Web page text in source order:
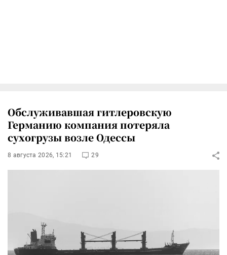
Обслуживавшая гитлеровскую
Германию компания потеряла
сухогрузы возле Одессы
8 августа 2026, 15:21 29